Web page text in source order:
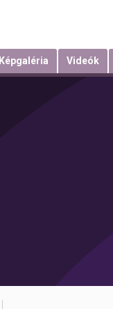
Képgaléria Videók